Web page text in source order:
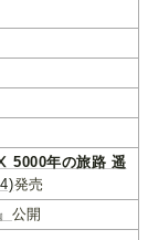
5000年の旅路 遥
発売
公開